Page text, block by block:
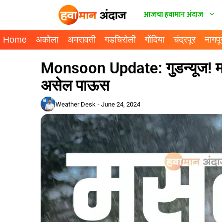
आजचा हवामान अंदाज
Home अकोला अमरावती गडचिरोली गोंदिया चंद्रपूर
Monsoon Update: गुडन्यूज!
असेल पाऊस
Weather Desk - June 24, 2024